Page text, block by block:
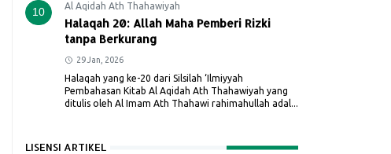
10 Al Aqidah Ath Thahawiyah
Halaqah 20: Allah Maha Pemberi Rizki
tanpa Berkurang
29 Jan, 2026
Halaqah yang ke-20 dari Silsilah ‘Ilmiyyah
Pembahasan Kitab Al Aqidah Ath Thahawiyah yang
ditulis oleh Al Imam Ath Thahawi rahimahullah adal...
LISENSI ARTIKEL